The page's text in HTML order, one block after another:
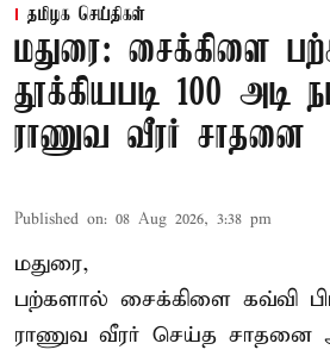
தமிழக செய்திகள்
மதுரை: சைக்கிளை
தூக்கியபடி 100 அடி
ராணுவ வீரர் சாதனை
Published on: 08 Aug 2026, 3:38 pm
மதுரை,
பற்களால் சைக்கிளை கவ்வி
ராணுவ வீரர் செய்த சாதனை